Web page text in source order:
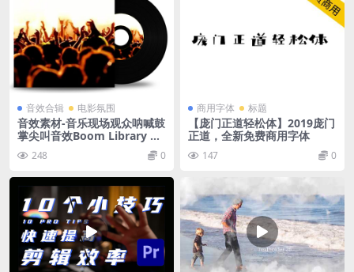
音效合辑 电影氛围
音效素材-音乐现场观众呐喊鼓
掌尖叫音效Boom Library Cr
owds Concert Audiences
248 0
商用字体 标题
【庞门正道轻松体】2019庞门
正道，全新免费商用字体
147 0